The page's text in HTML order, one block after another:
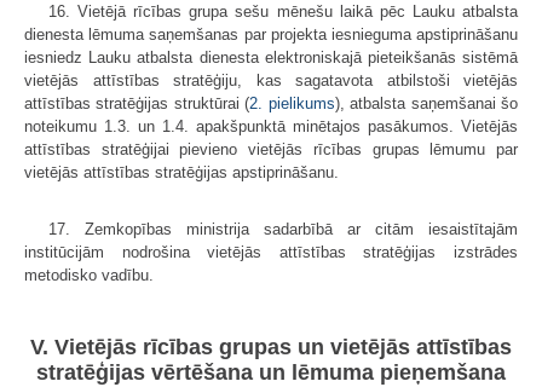
16. Vietējā rīcības grupa sešu mēnešu laikā pēc Lauku atbalsta
dienesta lēmuma saņemšanas par projekta iesnieguma apstiprināšanu
iesniedz Lauku atbalsta dienesta elektroniskajā pieteikšanās sistēmā
vietējās attīstības stratēģiju, kas sagatavota atbilstoši vietējās
attīstības stratēģijas struktūrai (2. pielikums), atbalsta saņemšanai šo
noteikumu 1.3. un 1.4. apakšpunktā minētajos pasākumos. Vietējās
attīstības stratēģijai pievieno vietējās rīcības grupas lēmumu par
vietējās attīstības stratēģijas apstiprināšanu.
17. Zemkopības ministrija sadarbībā ar citām iesaistītajām
institūcijām nodrošina vietējās attīstības stratēģijas izstrādes
metodisko vadību.
V. Vietējās rīcības grupas un vietējās attīstības
stratēģijas vērtēšana un lēmuma pieņemšana